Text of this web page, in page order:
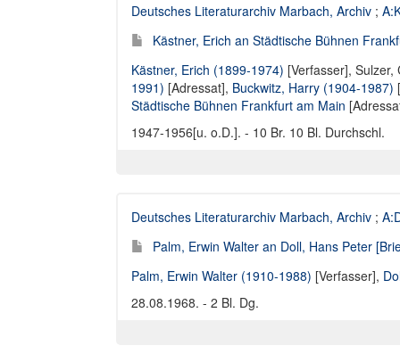
Deutsches Literaturarchiv Marbach, Archiv ;
Kästner, Erich an Städtische Bühnen
Kästner, Erich (1899-1974) [Verfasser], Sulzer,
1991) [Adressat], Buckwitz, Harry (1904-1987)
Städtische Bühnen Frankfurt am Main
1947-1956[u. o.D.]. - 10 Br. 10 Bl. Durchschl.
Deutsches Literaturarchiv Marbach, Archiv ;
Palm, Erwin Walter an Doll, Hans Peter
Palm, Erwin Walter (1910-1988) [Verfasser],
28.08.1968. - 2 Bl. Dg.